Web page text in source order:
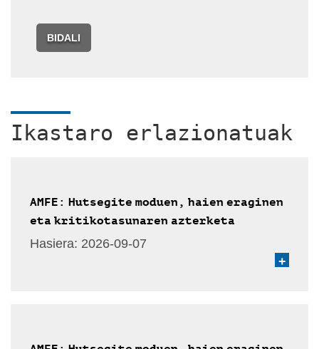
BIDALI
Ikastaro erlazionatuak
AMFE: Hutsegite moduen, haien eraginen
eta kritikotasunaren azterketa
Hasiera: 2026-09-07
+